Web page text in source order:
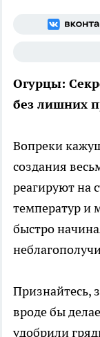
Огурцы:
без лишних
Вопреки
создания
реагируют на
температур и
быстро
Признайтесь,
вроде бы
удобрили